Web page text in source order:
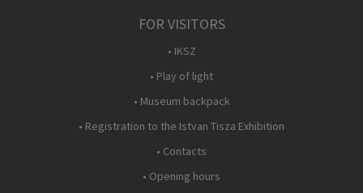
FOR VISITORS
• IKSZ
• Play of light
• Museum backpack
• Registration to the Istvan Tisza Exhibition
• Contacts
• Opening hours